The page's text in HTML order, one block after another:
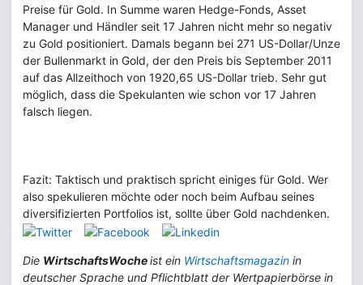
Preise für Gold. In Summe waren Hedge-Fonds, Asset
Manager und Händler seit 17 Jahren nicht mehr so negativ
zu Gold positioniert. Damals begann bei 271 US-Dollar/Unze
der Bullenmarkt in Gold, der den Preis bis September 2011
auf das Allzeithoch von 1920,65 US-Dollar trieb. Sehr gut
möglich, dass die Spekulanten wie schon vor 17 Jahren
falsch liegen.
Fazit: Taktisch und praktisch spricht einiges für Gold. Wer
also spekulieren möchte oder noch beim Aufbau seines
diversifizierten Portfolios ist, sollte über Gold nachdenken.
Die WirtschaftsWocheist ein Wirtschaftsmagazin in
deutscher Sprache und Pflichtblatt der Wertpapierbörse in